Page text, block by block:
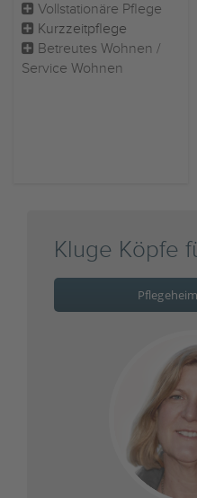
Vollstationäre Pflege
Kurzzeitpflege
Betreutes Wohnen /
Service Wohnen
Kluge Köpfe